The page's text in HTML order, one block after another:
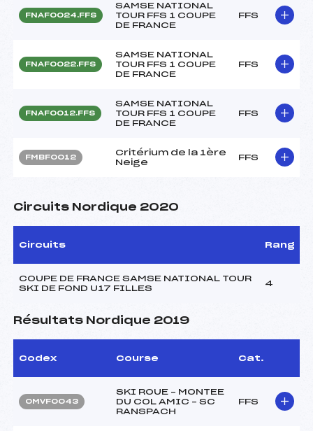
FNAF0024.FFS
SAMSE NATIONAL
TOUR FFS 1 COUPE
DE FRANCE
FFS
FNAF0022.FFS
SAMSE NATIONAL
TOUR FFS 1 COUPE
DE FRANCE
FFS
FNAF0012.FFS
SAMSE NATIONAL
TOUR FFS 1 COUPE
DE FRANCE
FFS
FMBF0012
Critérium de la 1ère
Neige
FFS
Circuits Nordique 2020
Circuits Rang
COUPE DE FRANCE SAMSE NATIONAL TOUR
SKI DE FOND U17 FILLES
4
Résultats Nordique 2019
Codex Course Cat.
OMVF0043
SKI ROUE – MONTEE
DU COL AMIC – SC
RANSPACH
FFS